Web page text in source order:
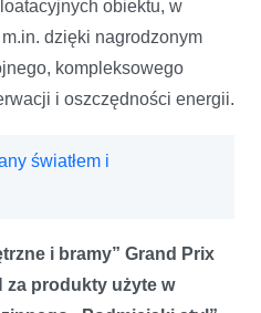
obiektu, w
dzięki nagrodzonym
kompleksowego
i oszczędności energii.
światłem i
i bramy” Grand Prix
za produkty użyte w